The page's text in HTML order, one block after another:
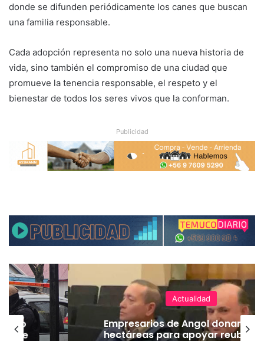
donde se difunden periódicamente los canes que buscan
una familia responsable.
Cada adopción representa no solo una nueva historia de
vida, sino también el compromiso de una ciudad que
promueve la tenencia responsable, el respeto y el
bienestar de todos los seres vivos que la conforman.
Publicidad
de
Actualidad
Empresarios de Angol donan
hectáreas para apoyar